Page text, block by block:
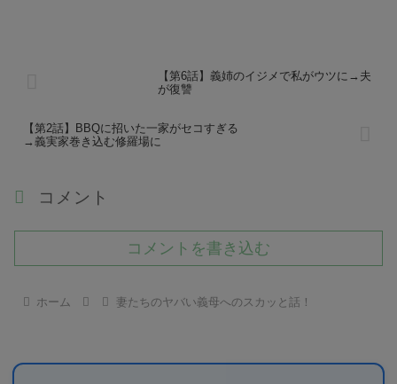
【第6話】義姉のイジメで私がウツに→夫
が復讐
【第2話】BBQに招いた一家がセコすぎる
→義実家巻き込む修羅場に
コメント
コメントを書き込む
ホーム 妻たちのヤバい義母へのスカッと話！